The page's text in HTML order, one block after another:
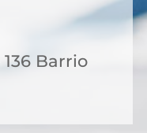
136 Barrio